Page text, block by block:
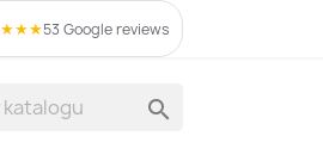
★★★53 Google reviews
